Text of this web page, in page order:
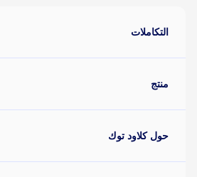
التكاملات
حول كلاود توك